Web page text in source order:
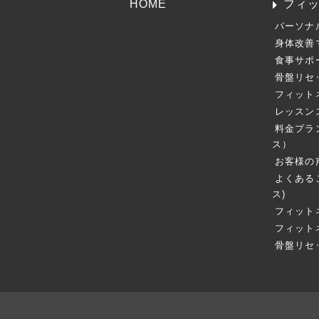
HOME フィ
パーソナ
身体改善
食事サポ
骨盤リセ
フィット
レッスン
料金プラ
ス）
お客様の
よくある
ス)
フィット
フィット
骨盤リセ